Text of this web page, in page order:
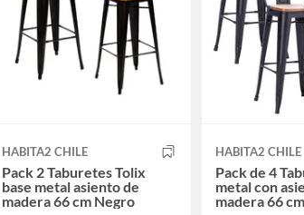
HABITA2 CHILE
Pack 2 Taburetes Tolix
base metal asiento de
madera 66 cm Negro
HABITA2 CHILE
Pack de 4
metal con
madera 66